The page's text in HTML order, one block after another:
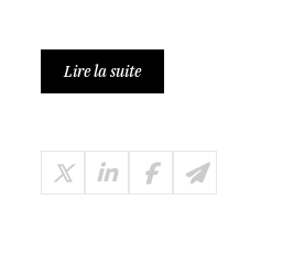
Lire la suite